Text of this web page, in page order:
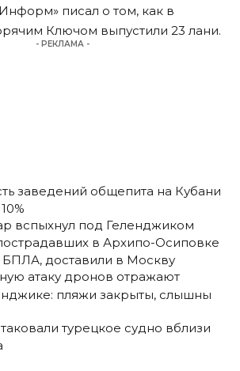
Информ» писал о том, как в
Ключом выпустили 23 лани.
- РЕКЛАМА -
заведений общепита на Кубани
вспыхнул под Геленджиком
в Архипо-Осиповке
БПЛА, доставили в Москву
атаку дронов отражают
пляжи закрыты, слышны
турецкое судно вблизи